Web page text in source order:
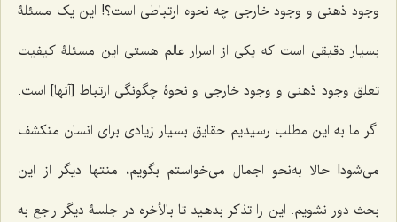
وجود ذهنی و وجود خارجی چه نحوه ارتباطی است؟! این یک مسئلۀ
بسیار دقیقی است که یکی از اسرار عالم هستی این مسئلۀ کیفیت
تعلق وجود ذهنی و وجود خارجی و نحوۀ چگونگی ارتباط [آنها] است.
اگر ما به این مطلب رسیدیم حقایق بسیار زیادی برای انسان منکشف
می‌شود! حالا به‌نحو اجمال می‌خواستم بگویم، منتها دیگر از این
بحث دور نشویم. این را تذکر بدهید تا بالأخره در جلسۀ دیگر راجع به